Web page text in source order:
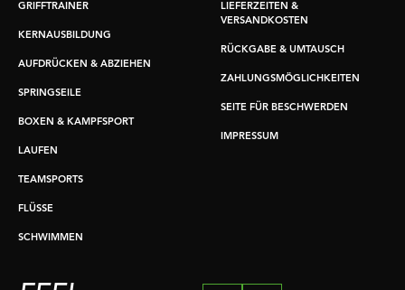
GRIFFTRAINER
KERNAUSBILDUNG
AUFDRÜCKEN & ABZIEHEN
SPRINGSEILE
BOXEN & KAMPFSPORT
LAUFEN
TEAMSPORTS
FLÜSSE
SCHWIMMEN
LIEFERZEITEN &
VERSANDKOSTEN
RÜCKGABE & UMTAUSCH
ZAHLUNGSMÖGLICHKEITEN
SEITE FÜR BESCHWERDEN
IMPRESSUM